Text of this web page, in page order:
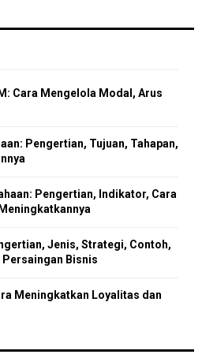
C
Cara Mengelola Modal, Arus
Pengertian, Tujuan, Tahapan,
Pengertian, Indikator, Cara
Jenis, Strategi, Contoh,
Persaingan Bisnis
Meningkatkan Loyalitas dan